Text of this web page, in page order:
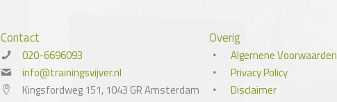
Contact
020-6696093
info@trainingsvijver.nl
Kingsfordweg 151, 1043 GR Amsterdam
Overig
Algemene Voorwaarden
Privacy Policy
Disclaimer